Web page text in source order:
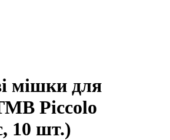
мішки для
Piccolo
10 шт.)